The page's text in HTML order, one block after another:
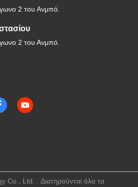
2 του Ανμπό.
2 του Ανμπό.
Co., Ltd. . Διατηρούνται όλα τα